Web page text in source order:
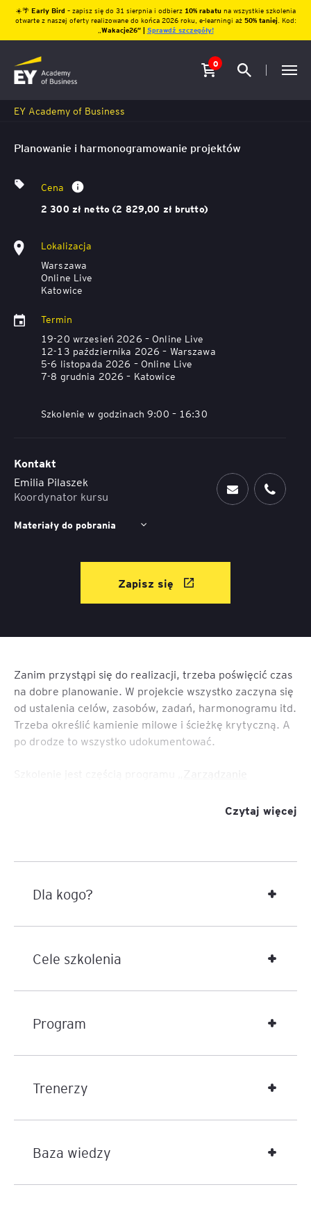
☀️🌴 Early Bird – zapisz się do 31 sierpnia i odbierz10% rabatu na wszystkie szkolenia
otwarte z naszej oferty realizowane do końca 2026 roku, e-learningi aż 50% taniej. Kod:
Wakacje26″ | Sprawdź szczegóły!
0
EY Academy of Business
Zanim przystąpi się do realizacji, trzeba poświęcić czas
na dobre planowanie. W projekcie wszystko zaczyna się
od ustalenia celów, zasobów, zadań, harmonogramu itd.
Trzeba określić kamienie milowe i ścieżkę krytyczną. A
po drodze to wszystko udokumentować.
Szkolenie jest częścią programu „
Czytaj więcej
Dla kogo?
Cele szkolenia
Program
Trenerzy
Baza wiedzy
Planowanie i harmonogramowanie projektów
Cena
2 300 zł netto (2 829,00 zł brutto)
Lokalizacja
Warszawa
Online Live
Katowice
Termin
19-20 wrzesień 2026 – Online Live
12-13 października 2026 – Warszawa
5-6 listopada 2026 – Online Live
7-8 grudnia 2026 – Katowice
Szkolenie w godzinach 9:00 – 16:30
Kontakt
Emilia Pilaszek
Koordynator kursu
Materiały do pobrania
Zapisz się